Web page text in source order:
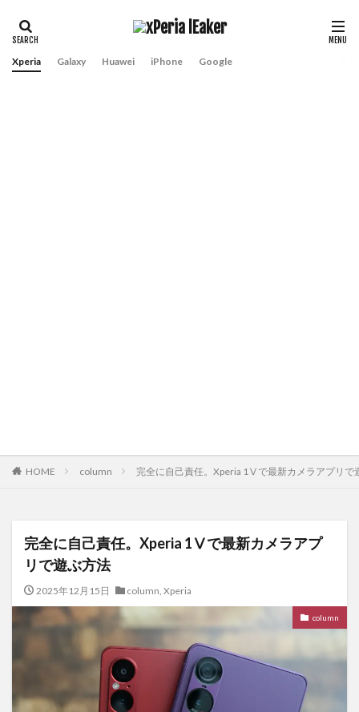
Xperia Galaxy Huawei iPhone Google
HOME column 完全に自己責任。Xperia 1Ⅴで最新カメラアプリで
完全に自己責任。Xperia 1Ⅴで最新カメラアプ
リで遊ぶ方法
2025年12月15日 column, Xperia
column